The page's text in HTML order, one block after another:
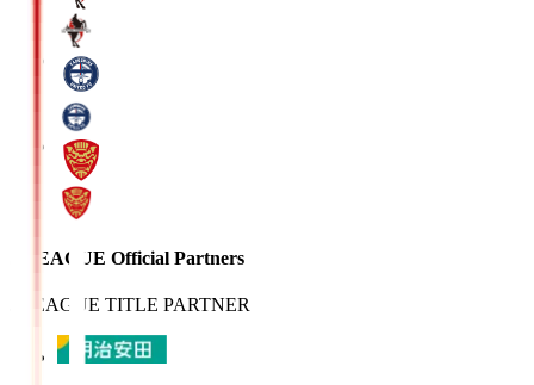
J.LEAGUE Official Partners
J.LEAGUE TITLE PARTNER